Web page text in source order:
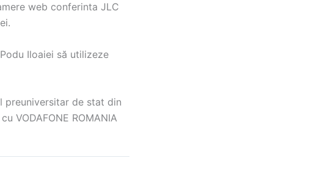
web conferinta JLC
Iloaiei să utilizeze
preuniversitar de stat din
VODAFONE ROMANIA